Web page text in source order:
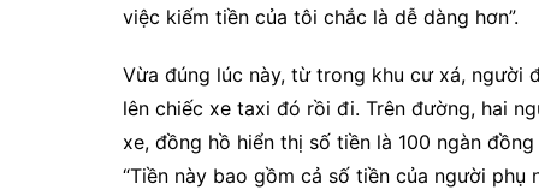
việc kiếm tiền của tôi chắc là dễ dàng hơn”.
Vừa đúng lúc này, từ trong khu cư xá, người
lên chiếc xe taxi đó rồi đi. Trên đường, hai
xe, đồng hồ hiển thị số tiền là 100 ngàn
“Tiền này bao gồm cả số tiền của người